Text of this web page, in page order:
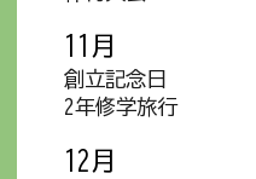
11月
創立記念日
2年修学旅行
12月